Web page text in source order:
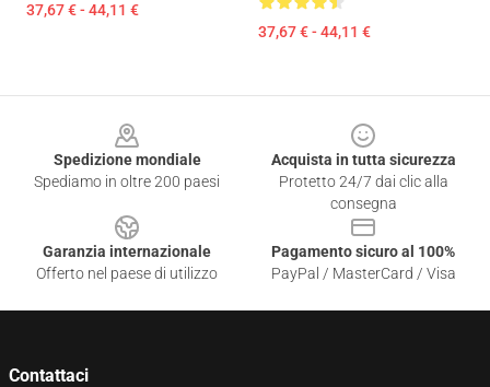
37,67 € - 44,11 €
37,67 € - 44,11 €
Spedizione mondiale
Spediamo in oltre 200 paesi
Acquista in tutta sicurezza
Protetto 24/7 dai clic alla
consegna
Garanzia internazionale
Offerto nel paese di utilizzo
Pagamento sicuro al 100%
PayPal / MasterCard / Visa
Contattaci